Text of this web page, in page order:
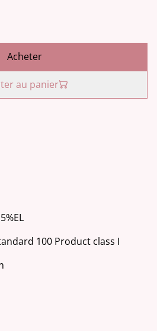
Acheter
au panier
100 Product class I